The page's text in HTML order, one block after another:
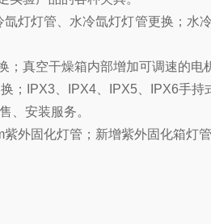
灯灯管、水冷氙灯灯管更换；
真空干燥箱内部增加可调速的电
；IPX3、IPX4、IPX5、IPX6手
、安装服务。
外固化灯管；新增紫外固化箱灯管